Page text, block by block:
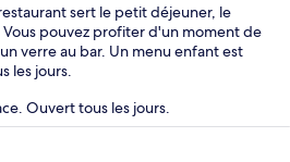
sert le petit déjeuner, le
pouvez profiter d'un moment de
verre au bar. Un menu enfant est
les jours.
Ouvert tous les jours.